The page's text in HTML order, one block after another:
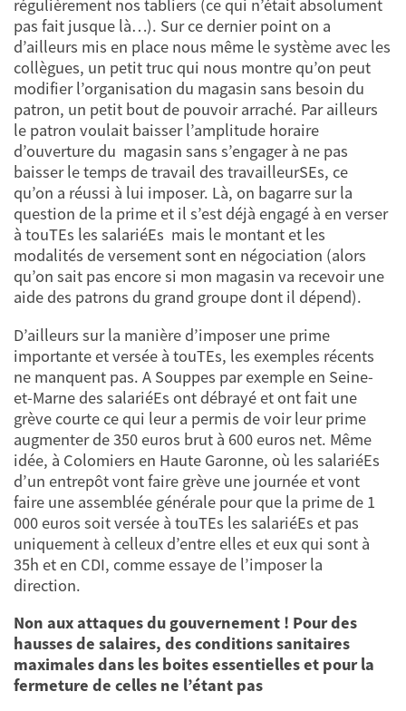
régulièrement nos tabliers (ce qui n’était absolument
pas fait jusque là…). Sur ce dernier point on a
d’ailleurs mis en place nous même le système avec les
collègues, un petit truc qui nous montre qu’on peut
modifier l’organisation du magasin sans besoin du
patron, un petit bout de pouvoir arraché. Par ailleurs
le patron voulait baisser l’amplitude horaire
d’ouverture du magasin sans s’engager à ne pas
baisser le temps de travail des travailleurSEs, ce
qu’on a réussi à lui imposer. Là, on bagarre sur la
question de la prime et il s’est déjà engagé à en verser
à touTEs les salariéEs mais le montant et les
modalités de versement sont en négociation (alors
qu’on sait pas encore si mon magasin va recevoir une
aide des patrons du grand groupe dont il dépend).
D’ailleurs sur la manière d’imposer une prime
importante et versée à touTEs, les exemples récents
ne manquent pas. A Souppes par exemple en Seine-
et-Marne des salariéEs ont débrayé et ont fait une
grève courte ce qui leur a permis de voir leur prime
augmenter de 350 euros brut à 600 euros net. Même
idée, à Colomiers en Haute Garonne, où les salariéEs
d’un entrepôt vont faire grève une journée et vont
faire une assemblée générale pour que la prime de 1
000 euros soit versée à touTEs les salariéEs et pas
uniquement à celleux d’entre elles et eux qui sont à
35h et en CDI, comme essaye de l’imposer la
direction.
Non aux attaques du gouvernement ! Pour des
hausses de salaires, des conditions sanitaires
maximales dans les boites essentielles et pour la
fermeture de celles ne l’étant pas